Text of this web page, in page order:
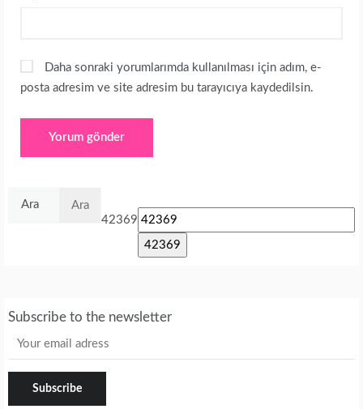
Daha sonraki yorumlarımda kullanılması için adım, e-
posta adresim ve site adresim bu tarayıcıya kaydedilsin.
42369
Subscribe to the newsletter